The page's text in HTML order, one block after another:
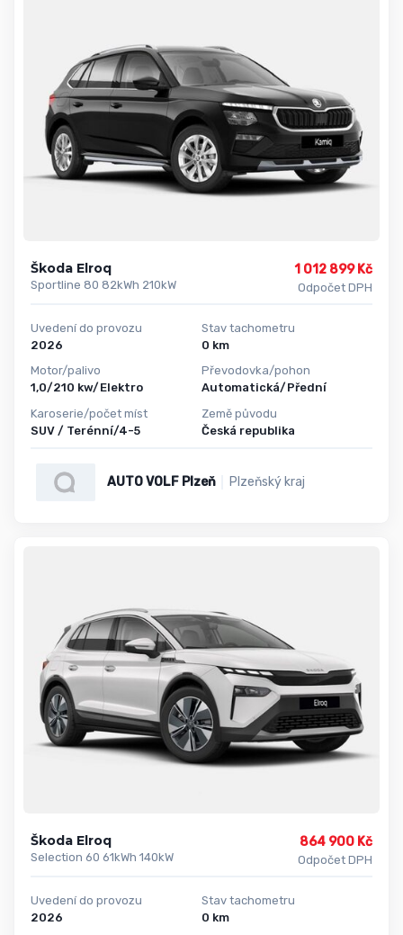
Škoda Elroq
Sportline 80 82kWh 210kW
1 012 899 Kč
Odpočet DPH
Uvedení do provozu
2026
Motor/palivo
1,0/210 kw/Elektro
Karoserie/počet míst
SUV / Terénní/4-5
Stav tachometru
0 km
Převodovka/pohon
Automatická/Přední
Země původu
Česká republika
AUTO VOLF Plzeň Plzeňský kraj
Škoda Elroq
Selection 60 61kWh 140kW
864 900 Kč
Odpočet DPH
Uvedení do provozu
2026
Stav tachometru
0 km